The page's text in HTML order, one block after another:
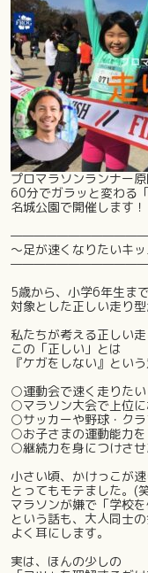
プロマラソンランナー
60分でガラッと変わる
名城公園で開催します！
～足が速くなりたいキ
5歳から、小学6年生ま
対象とした正しい走り型
私たちが考える正しい
この「正しい」とは
『ケガをしない』という
○運動会で速く走りたい
○マラソン大会で上位に
○サッカーや野球・ク
○お子さまの運動能力を
○継続力を身につけさせ
小さい頃、かけっこが
とってもモテました。(
マラソンが嫌で「学校を
という話も、大人同士
よく耳にします。
実は、ほんの少しの